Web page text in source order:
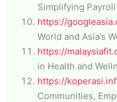
Simplifying
https://
World and Asia’s
https://
in Health and
https://
Communities,